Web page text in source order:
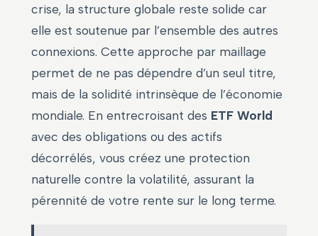
crise, la structure globale reste solide car
elle est soutenue par l’ensemble des autres
connexions. Cette approche par maillage
permet de ne pas dépendre d’un seul titre,
mais de la solidité intrinsèque de l’économie
mondiale. En entrecroisant des ETF World
avec des obligations ou des actifs
décorrélés, vous créez une protection
naturelle contre la volatilité, assurant la
pérennité de votre rente sur le long terme.